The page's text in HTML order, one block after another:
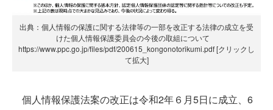
出典：個人情報の保護に関する法律等の一部を改正する法律の成立を受
けた個人情報保護委員会の今後の取組について
https://www.ppc.go.jp/files/pdf/200615_kongonotorikumi.pdf [クリックし
て拡大]
個人情報保護法案の改正は令和2年６月5日に成立、6